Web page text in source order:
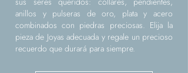
anillos y pulseras de oro, plata y acero
combinados con piedras preciosas. Elija la
pieza de Joyas adecuada y regale un precioso
recuerdo que durará para siempre.